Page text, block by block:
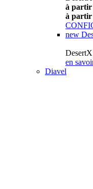
à partir
à partir
new
en
Diavel